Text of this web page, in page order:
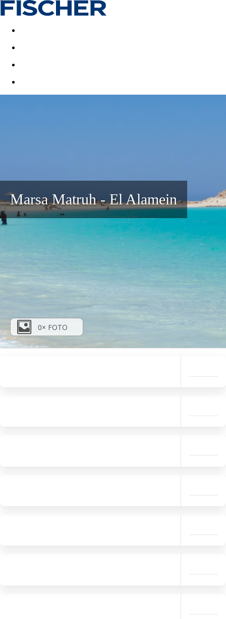
Last minute Dovolenkové kluby
Marsa Matruh - El Alamein
0× FOTO